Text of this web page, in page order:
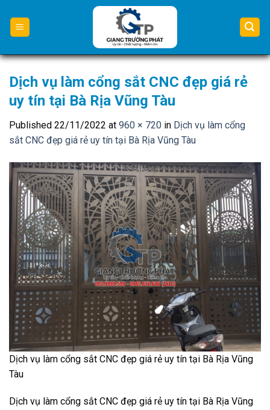
content
Dịch vụ làm cổng sắt CNC đẹp giá rẻ
uy tín tại Bà Rịa Vũng Tàu
Published 22/11/2022 at 960 × 720 in Dịch vụ làm cổng
sắt CNC đẹp giá rẻ uy tín tại Bà Rịa Vũng Tàu
Dịch vụ làm cổng sắt CNC đẹp giá rẻ uy tín tại Bà Rịa Vũng
Tàu
Dịch vụ làm cổng sắt CNC đẹp giá rẻ uy tín tại Bà Rịa Vũng